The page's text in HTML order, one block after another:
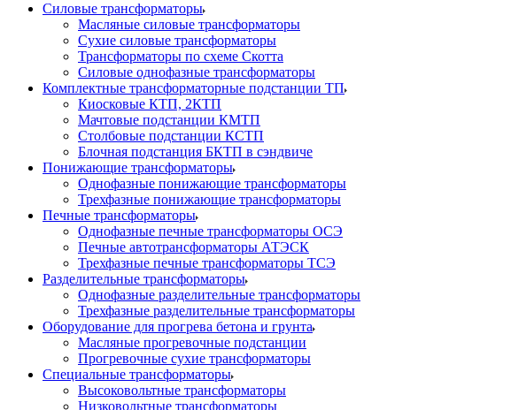
Силовые трансформаторы
Масляные силовые трансформаторы
Сухие силовые трансформаторы
Трансформаторы по схеме Скотта
Силовые однофазные трансформаторы
Комплектные трансформаторные подстанции ТП
Киосковые КТП, 2КТП
Мачтовые подстанции КМТП
Столбовые подстанции КСТП
Блочная подстанция БКТП в сэндвиче
Понижающие трансформаторы
Однофазные понижающие трансформаторы
Трехфазные понижающие трансформаторы
Печные трансформаторы
Однофазные печные трансформаторы ОСЭ
Печные автотрансформаторы АТЭСК
Трехфазные печные трансформаторы ТСЭ
Разделительные трансформаторы
Однофазные разделительные трансформаторы
Трехфазные разделительные трансформаторы
Оборудование для прогрева бетона и грунта
Масляные прогревочные подстанции
Прогревочные сухие трансформаторы
Специальные трансформаторы
Высоковольтные трансформаторы
Низковольтные трансформаторы